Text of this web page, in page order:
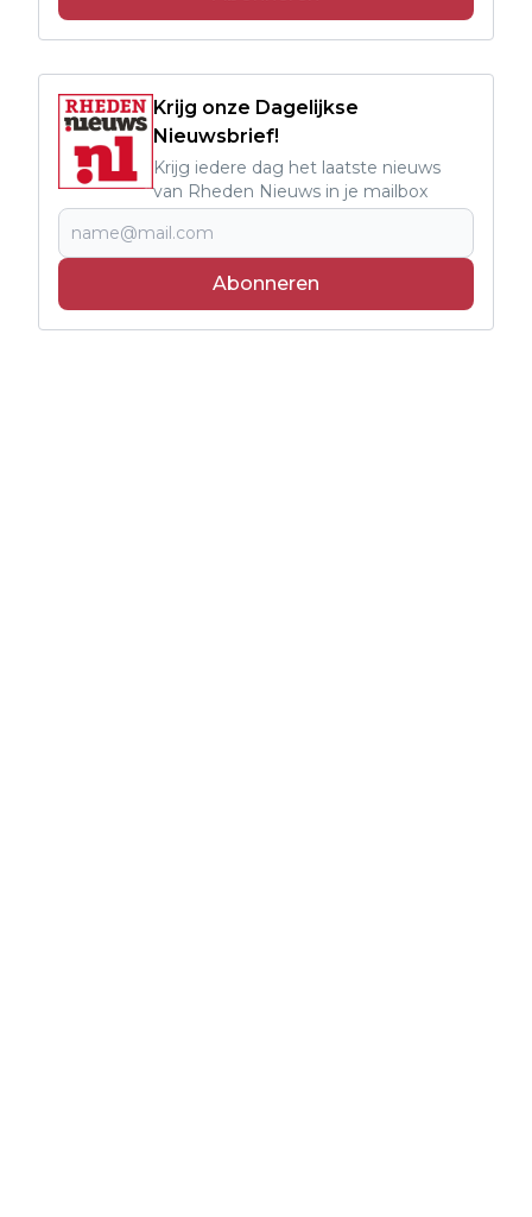
Krijg onze Dagelijkse
Nieuwsbrief!
Krijg iedere dag het laatste nieuws
van Rheden Nieuws in je mailbox
Abonneren